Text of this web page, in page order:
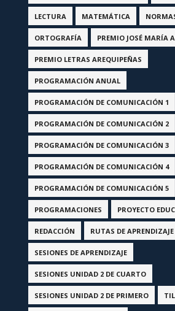
LECTURA MATEMÁTICA
ORTOGRAFÍA PREMIO JOSÉ MARÍA
PREMIO LETRAS AREQUIPEÑAS
PROGRAMACIÓN ANUAL
PROGRAMACIÓN DE COMUNICACIÓN 1
PROGRAMACIÓN DE COMUNICACIÓN 2
PROGRAMACIÓN DE COMUNICACIÓN 3
PROGRAMACIÓN DE COMUNICACIÓN 4
PROGRAMACIÓN DE COMUNICACIÓN 5
PROGRAMACIONES PROYECTO
REDACCIÓN RUTAS DE APRENDIZAJE
SESIONES DE APRENDIZAJE
SESIONES UNIDAD 2 DE CUARTO
SESIONES UNIDAD 2 DE PRIMERO